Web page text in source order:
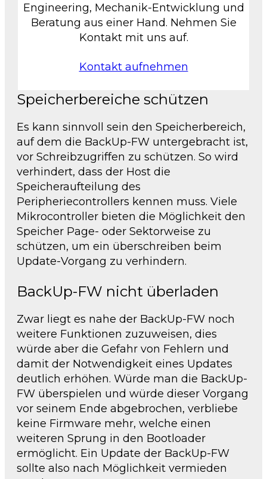
Engineering, Mechanik-Entwicklung und
Beratung aus einer Hand. Nehmen Sie
Kontakt mit uns auf.
Kontakt aufnehmen
Speicherbereiche schützen
Es kann sinnvoll sein den Speicherbereich,
auf dem die BackUp-FW untergebracht ist,
vor Schreibzugriffen zu schützen. So wird
verhindert, dass der Host die
Speicheraufteilung des
Peripheriecontrollers kennen muss. Viele
Mikrocontroller bieten die Möglichkeit den
Speicher Page- oder Sektorweise zu
schützen, um ein überschreiben beim
Update-Vorgang zu verhindern.
BackUp-FW nicht überladen
Zwar liegt es nahe der BackUp-FW noch
weitere Funktionen zuzuweisen, dies
würde aber die Gefahr von Fehlern und
damit der Notwendigkeit eines Updates
deutlich erhöhen. Würde man die BackUp-
FW überspielen und würde dieser Vorgang
vor seinem Ende abgebrochen, verbliebe
keine Firmware mehr, welche einen
weiteren Sprung in den Bootloader
ermöglicht. Ein Update der BackUp-FW
sollte also nach Möglichkeit vermieden